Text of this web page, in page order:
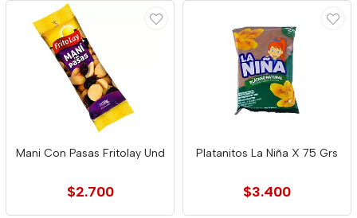
Mani Con Pasas Fritolay Und
$2.700
Platanitos La Niña X 75 Grs
$3.400